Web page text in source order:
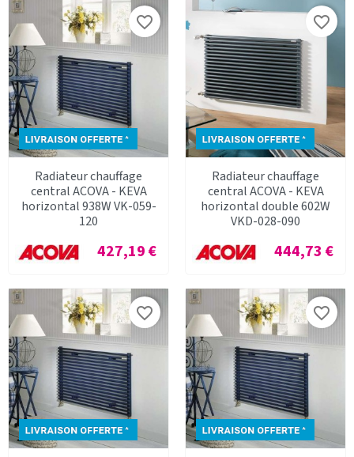
Radiateur chauffage
central ACOVA - KEVA
horizontal 938W VK-059-
120
Prix
427,19 €
favorite_border
Radiateur chauffage
central ACOVA - KEVA
horizontal double 602W
VKD-028-090
Prix
444,73 €
favorite_border
favorite_border favorite_border